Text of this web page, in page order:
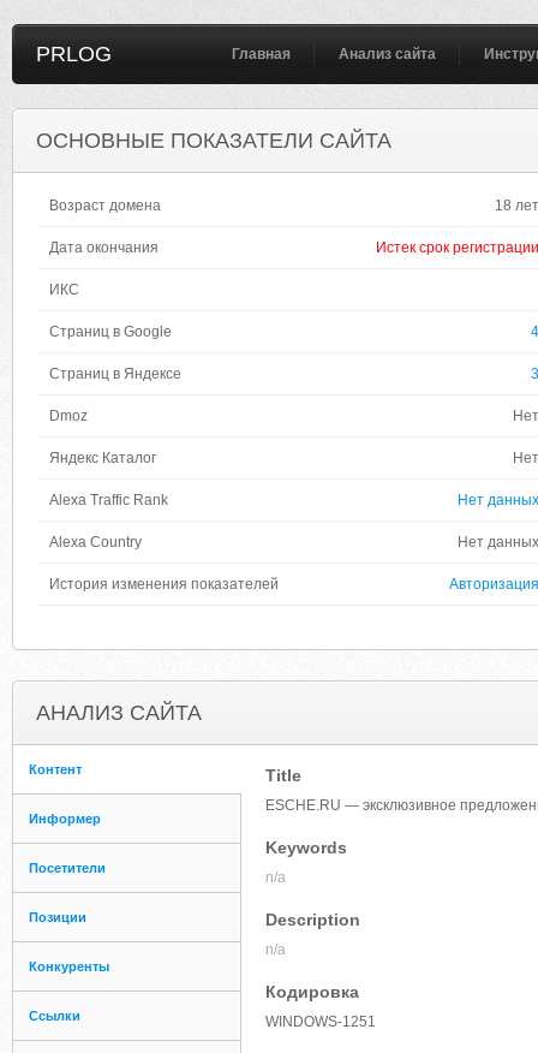
PRLOG Главная Анализ сайта
ОСНОВНЫЕ ПОКАЗАТЕЛИ САЙТА
Возраст домена 18 лет
Дата окончания Истек срок регистрации
ИКС
Страниц в Google 4
Страниц в Яндексе 3
Dmoz Нет
Яндекс Каталог Нет
Alexa Traffic Rank Нет данных
Alexa Country Нет данных
История изменения показателей Авторизация
АНАЛИЗ САЙТА
Контент
Информер
Посетители
Позиции
Конкуренты
Ссылки
Title
ESCHE.RU — эксклюзивное
Keywords
n/a
Description
n/a
Кодировка
WINDOWS-1251